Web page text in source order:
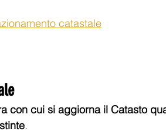
catastale
con cui si aggiorna il Catasto
.